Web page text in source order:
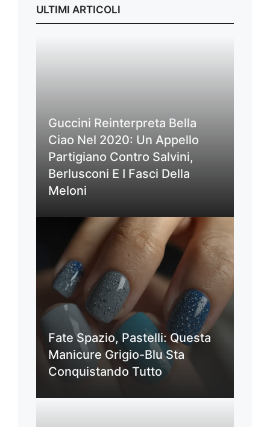
ULTIMI ARTICOLI
Guccini Reinterpreta Bella
Ciao Nel 2020: Un Appello
Partigiano Contro Salvini,
Berlusconi E I Fasci Della
Meloni
Fate Spazio, Pastelli: Questa
Manicure Grigio-Blu Sta
Conquistando Tutto